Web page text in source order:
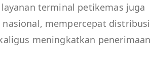
terminal petikemas juga
mempercepat distribusi
meningkatkan penerimaan